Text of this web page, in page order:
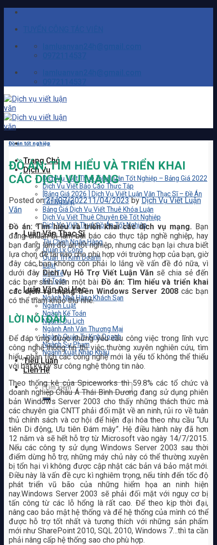
Skip
content
Trang Chủ
Dịch Vụ
Dịch Vụ Viết Thuê Tiểu Luận Tốt Nghiệp – Bảng Giá 2022
Dịch Vụ Viết Báo Cáo Thực Tập
[Bảng Giá 2026 ] Dịch Vụ Viết Luận Văn Thạc Sĩ – Đề Án
Tốt Nghiệp
Bảng Giá Dịch Vụ Viết Thuê Khóa Luận
Dịch Vụ Viết Thuê Chuyên Đề Tốt Nghiệp
Dịch Vụ Viết Thuê Đồ Án Tốt Nghiệp
Luận Văn Thạc Sĩ
Tài Chính Ngân Hàng
Quản Lý Công
Quản Trị Kinh Doanh
Luật
Kinh Tế
Kế Toán
Luận Văn Đại Học
Ngành Nhà Hàng Khách Sạn
Ngành Luật
Ngành Kế Toán
Ngành Du Lịch
Ngành Anh Văn Thương Mại
Ngành Quản Trị Kinh Doanh
Ngành Sư Phạm
Ngành Xuất Nhập Khẩu
Tiểu Luận
Liên Hệ
Đồ án tốt nghiệp
ĐỒ ÁN: TÌM HIỂU VÀ TRIỂN KHAI
CÁC DỊCH VỤ MẠNG
Posted on21/07/202211/04/2023byDịch Vụ Viết Luận
Văn
Đồ án: Tìm hiểu và triển khai các dịch vụ mạng. Bạn
đang chuẩn bị làm bài báo cáo thực tập nghề nghiệp, hay
bạn đang làm đồ án tốt nghiệp, nhưng các bạn lại chưa biết
lựa chọn đề tài nào cho phù hợp với trường hợp của bạn, giờ
đây các bạn không còn phải lo lắng về vấn đề đó nữa, vì
dưới đây Dịch Vụ Hỗ Trợ Viết Luận Văn sẽ chia sẻ đến
các bạn sinh viên một bài Đồ án: Tìm hiểu và triển khai
các dịch vụ mạng trên Windows Server 2008 các bạn
có thể tham khảo thử nhé.
LỜI NÓI ĐẦU
Để đáp ứng được những yêu cầu công việc trong lĩnh vực
công nghệ thông tin thì việc thường xuyên nghiên cứu, tìm
hiểu, phân tích các công nghệ mới là yếu tố không thể thiếu
với bất kỳ kỹ sư công nghệ thông tin nào.
Theo thống kê của Spiceworks thì 59.8% các tổ chức và
doanh nghiệp Châu Á Thái Bình Dương đang sử dụng phiên
bản Windows Server 2003 cho thấy những thách thức mà
các chuyên gia CNTT phải đối mặt về an ninh, rủi ro về tuân
thủ chính sách và cơ hội để hiện đại hóa theo nhu cầu “Ưu
tiên Di động, Ưu tiên Đám mây”. Hệ điều hành này đã hơn
12 năm và sẽ hết hỗ trợ từ Microsoft vào ngày 14/7/2015.
Nếu các công ty sử dụng Windows Server 2003 sau thời
điểm dừng hỗ trợ, những máy chủ này có thể thường xuyên
bị tổn hại vì không được cập nhật các bản vá bảo mật mới.
Điều này là vấn đề cực kì nghiêm trọng, nếu tính đến tốc độ
phát triển vũ bão của những hiểm họa an ninh hiện
nay.Windows Server 2003 sẽ phải đối mặt với nguy cơ bị
tấn công từ các lỗ hổng là rất cao. Để theo kịp thời đại,
nâng cao bảo mật hệ thống và để hệ thống của mình có thể
được hỗ trợ tốt nhất và tương thích với những sản phẩm
mới như SharePoint 2010, SQL 2010, Windows 7…thì ta cần
phải nâng cấp hệ thống sao cho phù hợp.